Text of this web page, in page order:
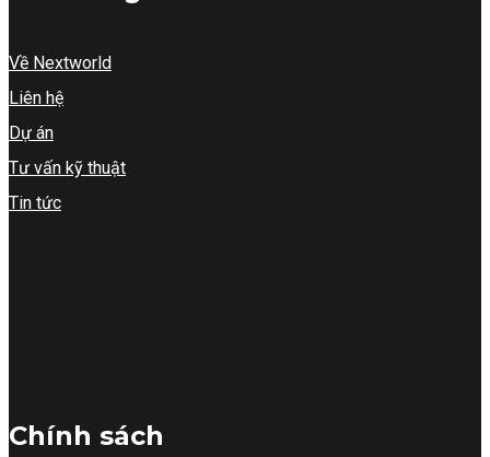
Về Nextworld
Liên hệ
Dự án
Tư vấn kỹ thuật
Tin tức
Chính sách